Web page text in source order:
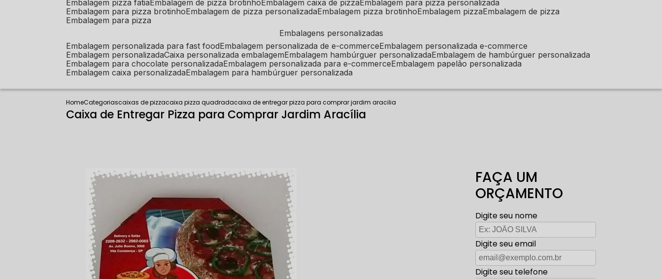
embalagem pizza fatia embalagem de pizza brotinho embalagem caixa de pizza embalagem para pizza personalizada
embalagem para pizza brotinho embalagem de pizza personalizada embalagem pizza brotinho embalagem pizza embalagem de pizza
embalagem para pizza
embalagens personalizadas
embalagem personalizada para fast food embalagem personalizada de e-commerce embalagem personalizada e-commerce
embalagem personalizada caixa personalizada embalagem embalagem hambúrguer personalizada embalagem de hambúrguer personalizada
embalagem para chocolate personalizada embalagem personalizada para e-commerce embalagem papelão personalizada
embalagem caixa personalizada embalagem para hambúrguer personalizada
HomeCategoriascaixas de pizzacaixa pizza quadradacaixa de entregar pizza para comprar jardim aracilia
Caixa de Entregar Pizza para Comprar Jardim Aracília
FAÇA UM
ORÇAMENTO
Digite seu nome
Digite seu email
Digite seu telefone